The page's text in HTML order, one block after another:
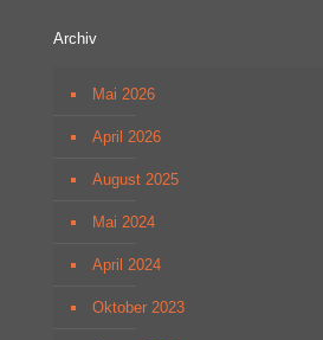
Archiv
Mai 2026
April 2026
August 2025
Mai 2024
April 2024
Oktober 2023